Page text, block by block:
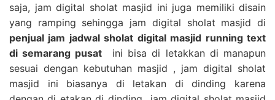
saja, jam digital sholat masjid ini juga memiliki disain
yang ramping sehingga jam digital sholat masjid di
penjual jam jadwal sholat digital masjid running text
di semarang pusat ini bisa di letakkan di manapun
sesuai dengan kebutuhan masjid , jam digital sholat
masjid ini biasanya di letakan di dinding karena